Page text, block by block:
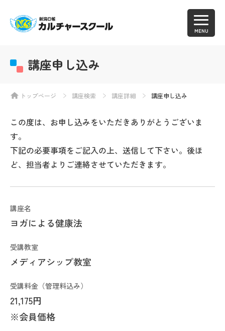
MENU
講座申し込み
トップページ 講座検索 講座詳細 講座申し込み
この度は、お申し込みをいただきありがとうございま
す。
下記の必要事項をご記入の上、送信して下さい。後ほ
ど、担当者よりご連絡させていただきます。
講座名
ヨガによる健康法
受講教室
メディアシップ教室
受講料金（管理料込み）
21,175円
※会員価格